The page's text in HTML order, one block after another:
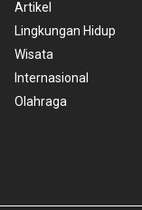
Artikel
Lingkungan Hidup
Wisata
Internasional
Olahraga